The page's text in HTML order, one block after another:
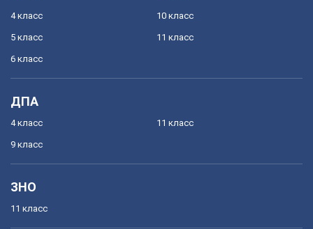
4 класс
5 класс
6 класс
10 класс
11 класс
ДПА
4 класс
9 класс
11 класс
ЗНО
11 класс